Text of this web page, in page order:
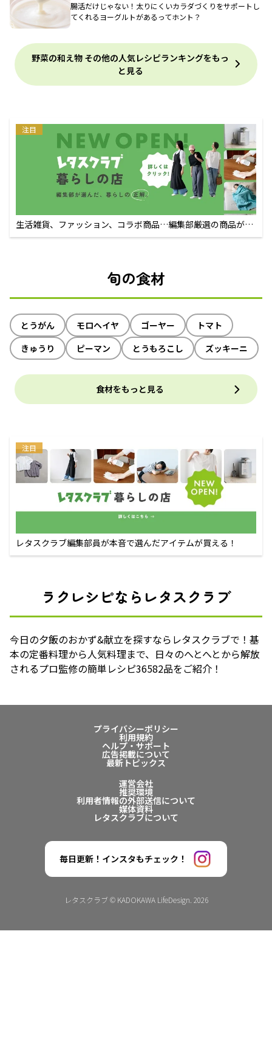
腸活だけじゃない！太りにくいカラダづくりをサポートし
てくれるヨーグルトがあるってホント？
野菜の和え物 その他の人気レシピランキングをもっ
と見る
注目
生活雑貨、ファッション、コラボ商品…編集部厳選の商品が買
えるECサイト
旬の食材
とうがん モロヘイヤ ゴーヤー
トマト
きゅうり
ピーマン とうもろこし ズッキーニ
食材をもっと見る
注目
レタスクラブ編集部員が本音で選んだアイテムが買える！
ラクレシピならレタスクラブ
今日の夕飯のおかず&献立を探すならレタスクラブで！基
本の定番料理から人気料理まで、日々のへとへとから解放
されるプロ監修の簡単レシピ36582品をご紹介！
プライバシーポリシー
利用規約
ヘルプ・サポート
広告掲載について
最新トピックス
運営会社
推奨環境
利用者情報の外部送信について
媒体資料
レタスクラブについて
毎日更新！インスタもチェック！
レタスクラブ © KADOKAWA LifeDesign. 2026